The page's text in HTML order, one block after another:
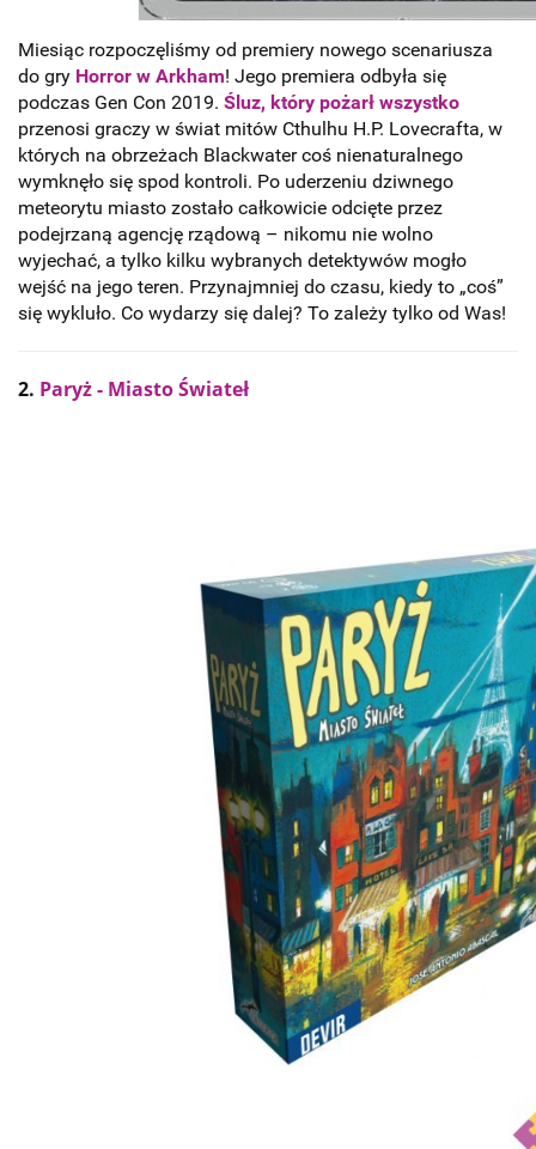
Miesiąc rozpoczęliśmy od premiery nowego scenariusza
do gry Horror w Arkham! Jego premiera odbyła się
podczas Gen Con 2019. Śluz, który pożarł wszystko
przenosi graczy w świat mitów Cthulhu H.P. Lovecrafta, w
których na obrzeżach Blackwater coś nienaturalnego
wymknęło się spod kontroli. Po uderzeniu dziwnego
meteorytu miasto zostało całkowicie odcięte przez
podejrzaną agencję rządową – nikomu nie wolno
wyjechać, a tylko kilku wybranych detektywów mogło
wejść na jego teren. Przynajmniej do czasu, kiedy to „coś”
się wykluło. Co wydarzy się dalej? To zależy tylko od Was!
2. Paryż - Miasto Świateł